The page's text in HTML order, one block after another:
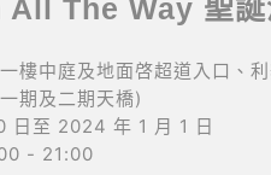
The Way 聖誕
樓中庭及地面啓超道入口、
期及二期天橋)
日至 2024 年 1 月 1 日
- 21:00